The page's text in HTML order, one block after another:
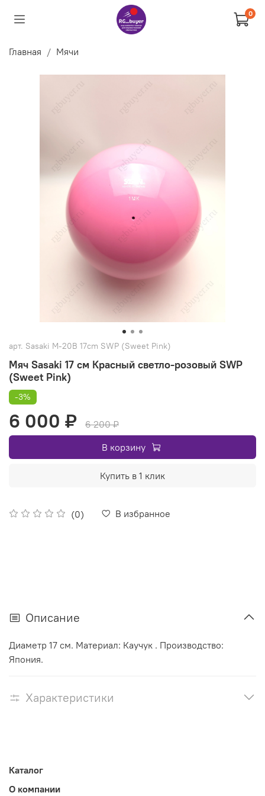
0
Главная Мячи
арт. Sasaki M-20B 17cm SWP (Sweet Pink)
Мяч Sasaki 17 см Красный светло-розовый SWP
(Sweet Pink)
(0) В избранное
-3%
6 000 ₽
6 200 ₽
В корзину
Купить в 1 клик
Описание
Диаметр 17 см. Материал: Каучук . Производство:
Япония.
Характеристики
Каталог
О компании